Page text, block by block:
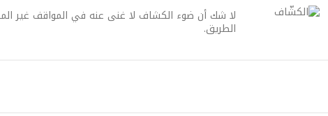
لا شك أن ضوء الكشاف لا غنى عنه في المواقف غير
الطريق.